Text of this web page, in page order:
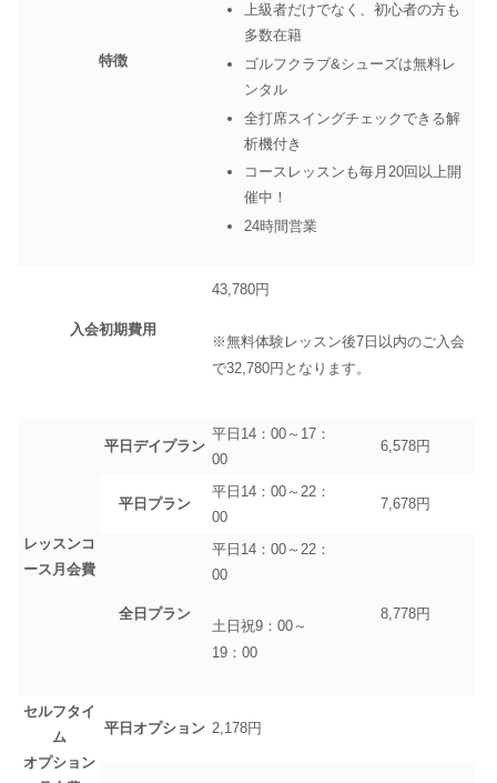
特徴
上級者だけでなく、初心者の方も
多数在籍
ゴルフクラブ&シューズは無料レ
ンタル
全打席スイングチェックできる解
析機付き
コースレッスンも毎月20回以上開
催中！
24時間営業
入会初期費用
43,780円
※無料体験レッスン後7日以内のご入会
で32,780円となります。
レッスンコ
ース月会費
平日デイプラン
平日14：00～17：
00
6,578円
平日プラン
平日14：00～22：
00
7,678円
全日プラン
平日14：00～22：
00
土日祝9：00～
19：00
8,778円
セルフタイ
ム
オプション
平日オプション 2,178円